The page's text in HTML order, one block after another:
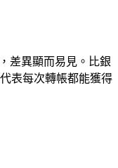
差異顯而易見。比銀
表每次轉帳都能獲得